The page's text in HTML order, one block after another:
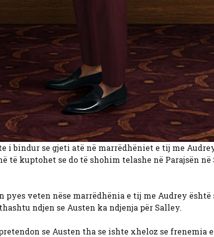
i bindur se gjeti atë në marrëdhëniet e tij me
të kuptohet se do të shohim telashe në Parajsën në
pyes veten nëse marrëdhënia e tij me Audrey
ndjen se Austen ka ndjenja për Salley.
se Austen tha se ishte xheloz se frenemia